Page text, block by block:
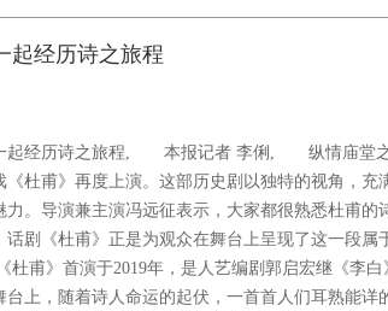
起经历诗之旅程
经历诗之旅程, 本报记者 李俐, 纵情庙堂之
《杜甫》再度上演。这部历史剧以独特的视角，充
力。导演兼主演冯远征表示，大家都很熟悉杜甫的
话剧《杜甫》正是为观众在舞台上呈现了这一段
》首演于2019年，是人艺编剧郭启宏继《李白
台上，随着诗人命运的起伏，一首首人们耳熟能详